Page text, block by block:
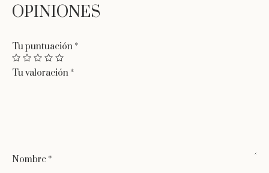
Tu puntuación *
Tu valoración *
Nombre *